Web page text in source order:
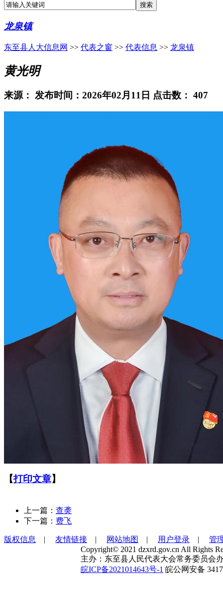
龙泉镇
东至县人大信息网 >> 代表之窗 >> 代表信息 >> 龙泉镇
黄光明
来源： 发布时间：2026年02月11日 点击数： 407
【打印文章】
上一篇： 查䶮
下一篇： 费飞
版权信息 | 友情链接 | 网站地图 | 用户登录 | 管
Copyright© 2021 dzxrd.gov.cn All Rights
主办：东至县人民代表大会常务委员会
皖ICP备2021014643号-1 皖公网安备